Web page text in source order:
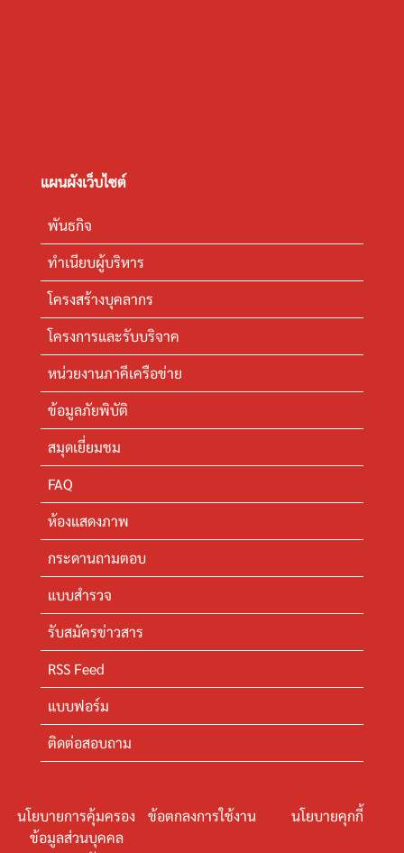
แผนผังเว็บไซต์
พันธกิจ
ทำเนียบผู้บริหาร
โครงสร้างบุคลากร
โครงการและรับบริจาค
หน่วยงานภาคีเครือข่าย
ข้อมูลภัยพิบัติ
สมุดเยี่ยมชม
FAQ
ห้องแสดงภาพ
กระดานถามตอบ
แบบสำรวจ
รับสมัครข่าวสาร
RSS Feed
แบบฟอร์ม
ติดต่อสอบถาม
นโยบายการคุ้มครอง
ข้อมูลส่วนบุคคล
ข้อตกลงการใช้งาน นโยบายคุกกี้